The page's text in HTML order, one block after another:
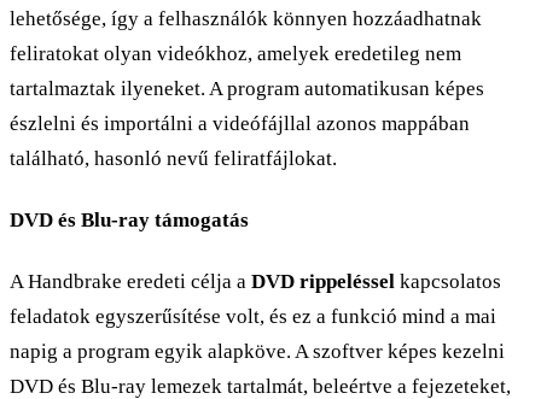
lehetősége, így a felhasználók könnyen hozzáadhatnak
feliratokat olyan videókhoz, amelyek eredetileg nem
tartalmaztak ilyeneket. A program automatikusan képes
észlelni és importálni a videófájllal azonos mappában
található, hasonló nevű feliratfájlokat.
DVD és Blu-ray támogatás
A Handbrake eredeti célja a DVD rippeléssel kapcsolatos
feladatok egyszerűsítése volt, és ez a funkció mind a mai
napig a program egyik alapköve. A szoftver képes kezelni
DVD és Blu-ray lemezek tartalmát, beleértve a fejezeteket,